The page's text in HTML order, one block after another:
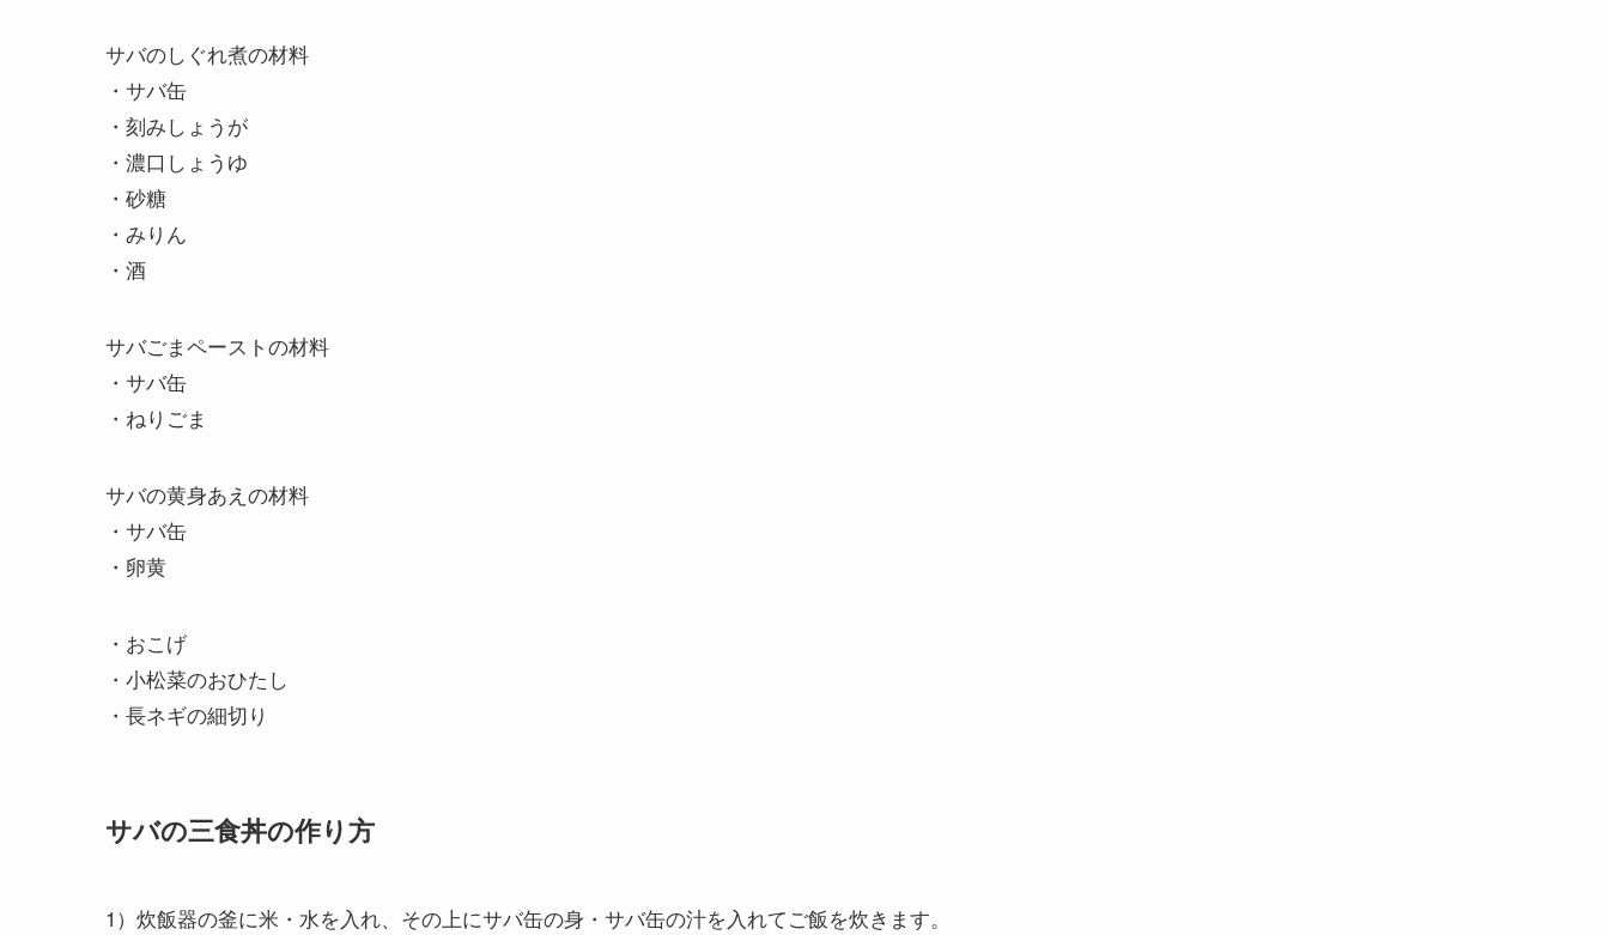
サバのしぐれ煮の材料
・サバ缶
・刻みしょうが
・濃口しょうゆ
・砂糖
・みりん
・酒
サバごまペーストの材料
・サバ缶
・ねりごま
サバの黄身あえの材料
・サバ缶
・卵黄
・おこげ
・小松菜のおひたし
・長ネギの細切り
サバの三食丼の作り方
1）炊飯器の釜に米・水を入れ、その上にサバ缶の身・サバ缶の汁を入れてご飯を炊きます。